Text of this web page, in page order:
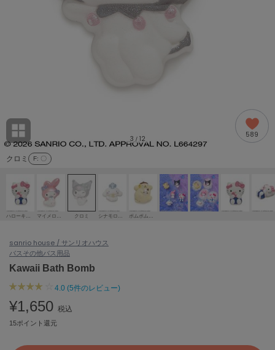
ョン雑貨 (857)
/ランジェリー (127)
ェア (119)
(124)
adidas by Stella McCartney
Ame no chi Hare
アメノチハレ
AMOMMA
ánuans
アンヌーク
ASICS
Ballelite
クロミ F: 〇
3 / 12 589
ハローキティ マイメロディ クロミ シナモロール ポムポムプリン
sanrio house / サンリオハウス
バスその他バス用品
Kawaii Bath Bomb
4.0 (5件のレビュー)
¥1,650 税込
15ポイント還元